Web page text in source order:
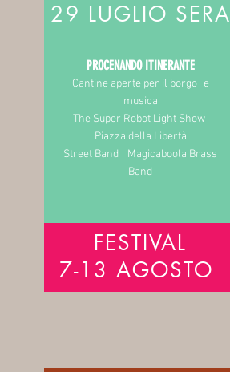
FESTIVAL
7-13 AGOSTO
29 LUGLIO SERA
PROCENANDO ITINERANTE
Cantine aperte per il borgo e
musica
The Super Robot Light Show
Piazza della Libertà
Street Band Magicaboola Brass
Band